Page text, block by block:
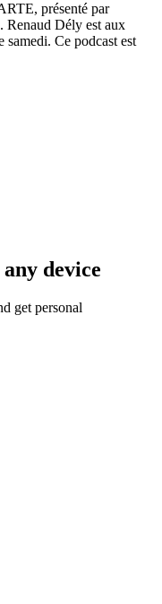
présenté par
Renaud Dély est aux
samedi. Ce podcast est
device
get personal